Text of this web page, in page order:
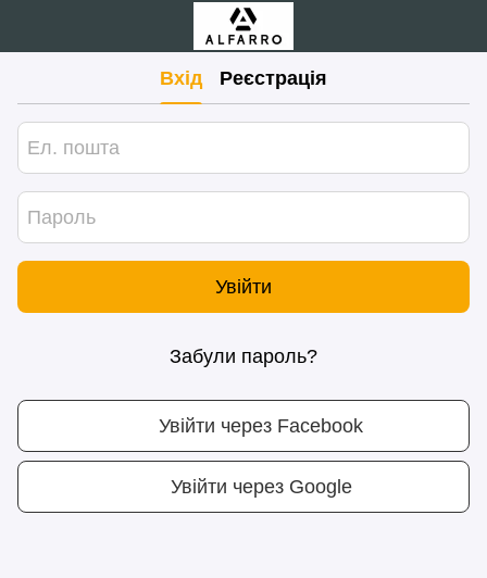
Вхід Реєстрація
Увійти
Забули пароль?
Увійти через Facebook
Увійти через Google